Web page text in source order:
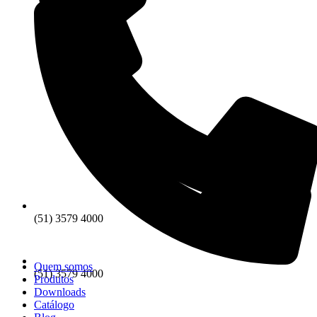
(51) 3579 4000
(51) 3579 4000
Quem somos
Produtos
Downloads
Catálogo